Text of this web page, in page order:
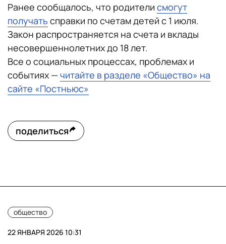
Ранее сообщалось, что родители смогут
получать справки по счетам детей с 1 июля.
Закон распространяется на счета и вклады
несовершеннолетних до 18 лет.
Все о социальных процессах, проблемах и
событиях — читайте в разделе «Общество» на
сайте «Постньюс»
поделиться
общество
22 ЯНВАРЯ 2026 10:31